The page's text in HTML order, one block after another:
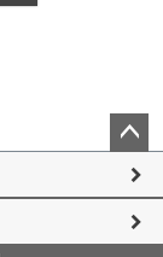
ペー
ップ
へ